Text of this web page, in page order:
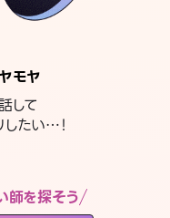
モヤ
して
したい…！
師を探そう